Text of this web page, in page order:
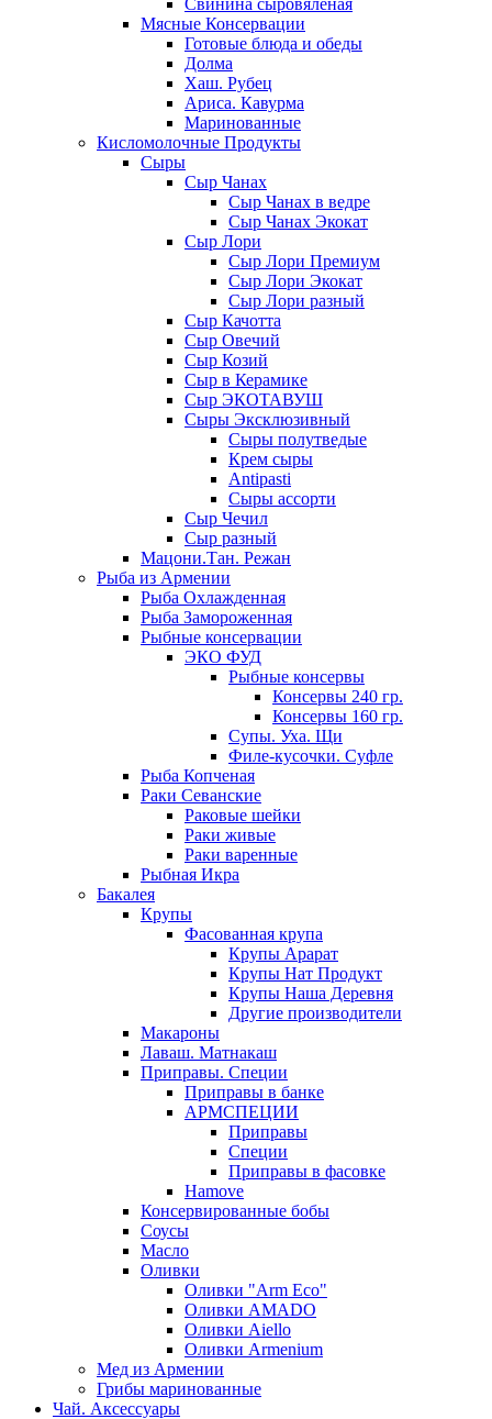
Свинина сыровяленая
Мясные Консервации
Готовые блюда и обеды
Долма
Хаш. Рубец
Ариса. Кавурма
Маринованные
Кисломолочные Продукты
Сыры
Сыр Чанах
Сыр Чанах в ведре
Сыр Чанах Экокат
Сыр Лори
Сыр Лори Премиум
Сыр Лори Экокат
Сыр Лори разный
Сыр Качотта
Сыр Овечий
Сыр Козий
Сыр в Керамике
Сыр ЭКОТАВУШ
Сыры Эксклюзивный
Сыры полутведые
Крем сыры
Antipasti
Сыры ассорти
Сыр Чечил
Сыр разный
Мацони.Тан. Режан
Рыба из Армении
Рыба Охлажденная
Рыба Замороженная
Рыбные консервации
ЭКО ФУД
Рыбные консервы
Консервы 240 гр.
Консервы 160 гр.
Супы. Уха. Щи
Филе-кусочки. Суфле
Рыба Копченая
Раки Севанские
Раковые шейки
Раки живые
Раки варенные
Рыбная Икра
Бакалея
Крупы
Фасованная крупа
Крупы Арарат
Крупы Нат Продукт
Крупы Наша Деревня
Другие производители
Макароны
Лаваш. Матнакаш
Приправы. Специи
Приправы в банке
АРМСПЕЦИИ
Приправы
Специи
Приправы в фасовке
Hamove
Консервированные бобы
Соусы
Масло
Оливки
Оливки "Arm Eco"
Оливки AMADO
Оливки Aiello
Оливки Armenium
Мед из Армении
Грибы маринованные
Чай. Аксессуары